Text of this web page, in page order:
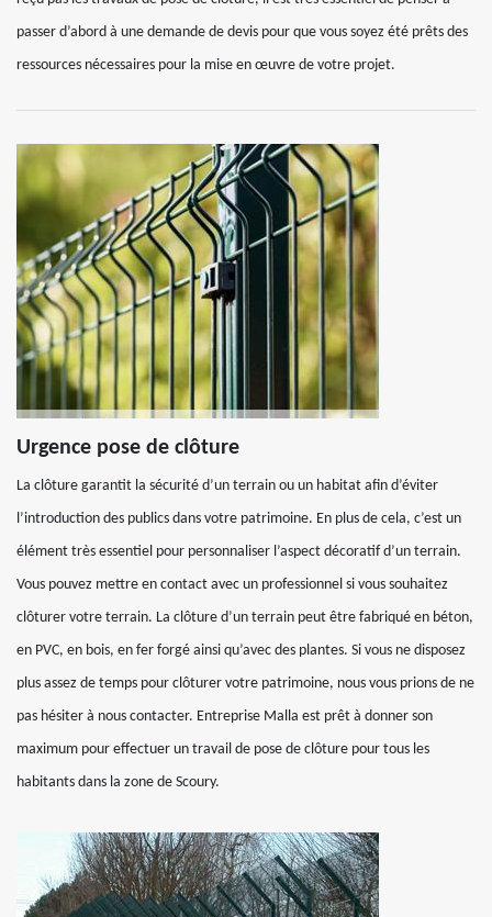
passer d’abord à une demande de devis pour que vous soyez été prêts des
ressources nécessaires pour la mise en œuvre de votre projet.
Urgence pose de clôture
La clôture garantit la sécurité d’un terrain ou un habitat afin d’éviter
l’introduction des publics dans votre patrimoine. En plus de cela, c’est un
élément très essentiel pour personnaliser l’aspect décoratif d’un terrain.
Vous pouvez mettre en contact avec un professionnel si vous souhaitez
clôturer votre terrain. La clôture d’un terrain peut être fabriqué en béton,
en PVC, en bois, en fer forgé ainsi qu’avec des plantes. Si vous ne disposez
plus assez de temps pour clôturer votre patrimoine, nous vous prions de ne
pas hésiter à nous contacter. Entreprise Malla est prêt à donner son
maximum pour effectuer un travail de pose de clôture pour tous les
habitants dans la zone de Scoury.